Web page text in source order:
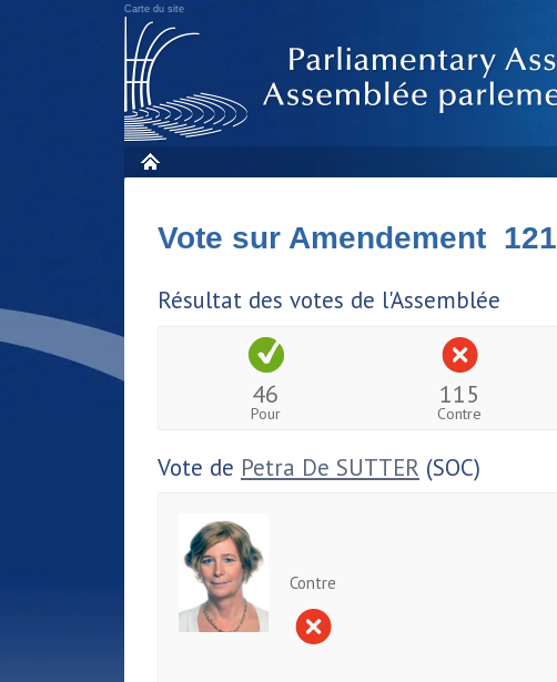
Carte du site
Vote sur Amendement 121
Résultat des votes de l'Assemblée
46
Pour
115
Contre
Vote de Petra De SUTTER (SOC)
Contre